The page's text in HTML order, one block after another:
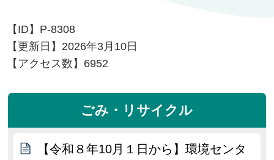
【ID】 P-8308
【更新日】 2026年3月10日
【アクセス数】 6952
ごみ・リサイクル
【令和８年10月１日から】環境センタ